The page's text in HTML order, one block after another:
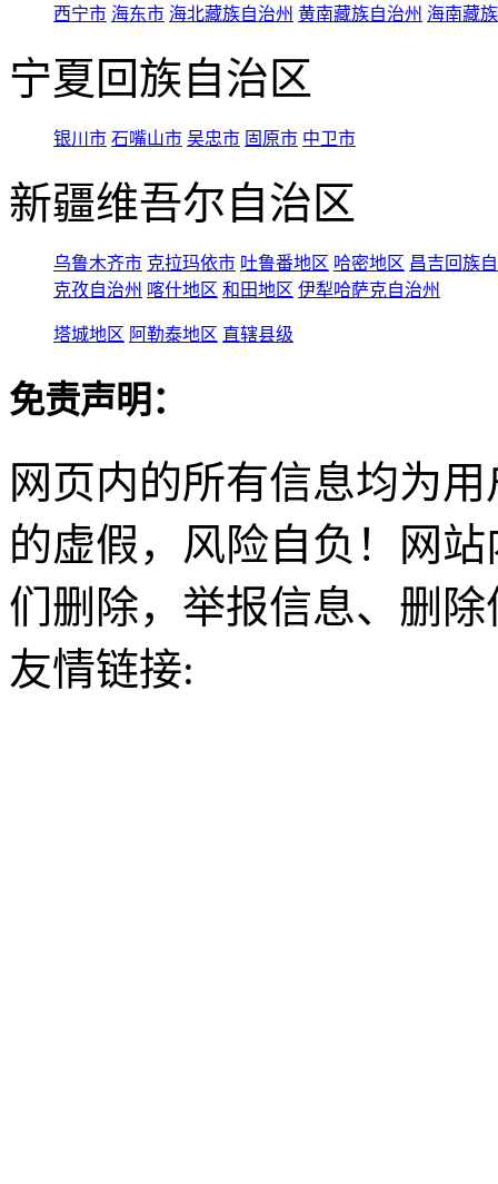
西宁市 海东市 海北藏族自治州 黄南藏族自治州 海南藏
宁夏回族自治区
银川市 石嘴山市 吴忠市 固原市 中卫市
新疆维吾尔自治区
乌鲁木齐市 克拉玛依市 吐鲁番地区 哈密地区 昌吉回族
克孜自治州 喀什地区 和田地区 伊犁哈萨克自治州
塔城地区 阿勒泰地区 直辖县级
免责声明：
网页内的所有信息均为
的虚假，风险自负！网
们删除，举报信息、删
友情链接: